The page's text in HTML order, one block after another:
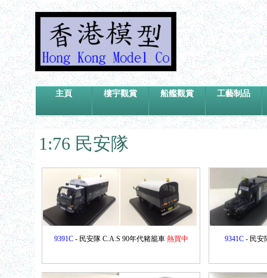
主頁 樓宇觀賞 船艦觀賞 工藝制品
1:76 民安隊
9391C- 民安隊 C.A.S 90年代豬籠車 熱買中 9341C- 民安